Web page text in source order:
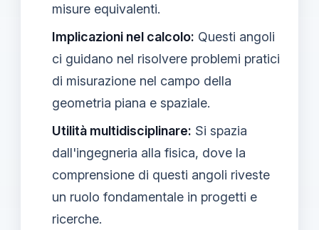
misure equivalenti.
Implicazioni nel calcolo: Questi angoli
ci guidano nel risolvere problemi pratici
di misurazione nel campo della
geometria piana e spaziale.
Utilità multidisciplinare: Si spazia
dall'ingegneria alla fisica, dove la
comprensione di questi angoli riveste
un ruolo fondamentale in progetti e
ricerche.